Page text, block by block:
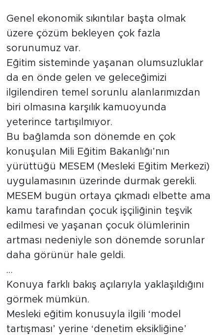
Genel ekonomik sıkıntılar başta olmak
üzere çözüm bekleyen çok fazla
sorunumuz var.
Eğitim sisteminde yaşanan olumsuzluklar
da en önde gelen ve geleceğimizi
ilgilendiren temel sorunlu alanlarımızdan
biri olmasına karşılık kamuoyunda
yeterince tartışılmıyor.
Bu bağlamda son dönemde en çok
konuşulan Mili Eğitim Bakanlığı’nın
yürüttüğü MESEM (Mesleki Eğitim Merkezi)
uygulamasının üzerinde durmak gerekli.
MESEM bugün ortaya çıkmadı elbette ama
kamu tarafından çocuk işçiliğinin teşvik
edilmesi ve yaşanan çocuk ölümlerinin
artması nedeniyle son dönemde sorunlar
daha görünür hale geldi.
…
Konuya farklı bakış açılarıyla yaklaşıldığını
görmek mümkün.
Mesleki eğitim konusuyla ilgili ‘model
tartışması’ yerine ‘denetim eksikliğine’
Tarihçe
Söyleşi
Foto Şaka
Teknoloji
Politika